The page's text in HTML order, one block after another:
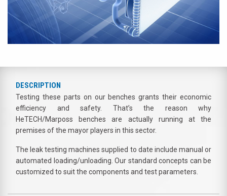
DESCRIPTION
Testing these parts on our benches grants their economic
efficiency and safety. That’s the reason why
HeTECH/Marposs benches are actually running at the
premises of the mayor players in this sector.
The leak testing machines supplied to date include manual or
automated loading/unloading. Our standard concepts can be
customized to suit the components and test parameters.